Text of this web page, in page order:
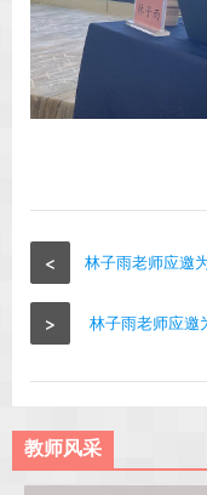
< 林子雨老师应邀
> 林子雨老师应邀
教师风采